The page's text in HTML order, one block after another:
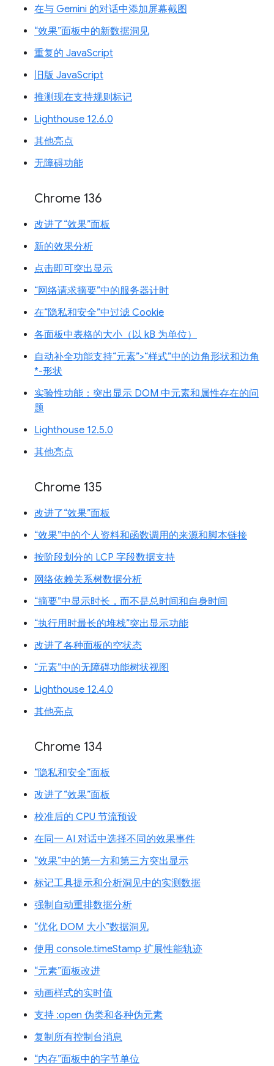
在与 Gemini 的对话中添加屏幕截图
“效果”面板中的新数据洞见
重复的 JavaScript
旧版 JavaScript
推测现在支持规则标记
Lighthouse 12.6.0
其他亮点
无障碍功能
Chrome 136
改进了“效果”面板
新的效果分析
点击即可突出显示
“网络请求摘要”中的服务器计时
在“隐私和安全”中过滤 Cookie
各面板中表格的大小（以 kB 为单位）
自动补全功能支持“元素”>“样式”中的边角形状和边角
*-形状
实验性功能：突出显示 DOM 中元素和属性存在的问
题
Lighthouse 12.5.0
其他亮点
Chrome 135
改进了“效果”面板
“效果”中的个人资料和函数调用的来源和脚本链接
按阶段划分的 LCP 字段数据支持
网络依赖关系树数据分析
“摘要”中显示时长，而不是总时间和自身时间
“执行用时最长的堆栈”突出显示功能
改进了各种面板的空状态
“元素”中的无障碍功能树状视图
Lighthouse 12.4.0
其他亮点
Chrome 134
“隐私和安全”面板
改进了“效果”面板
校准后的 CPU 节流预设
在同一 AI 对话中选择不同的效果事件
“效果”中的第一方和第三方突出显示
标记工具提示和分析洞见中的实测数据
强制自动重排数据分析
“优化 DOM 大小”数据洞见
使用 console.timeStamp 扩展性能轨迹
“元素”面板改进
动画样式的实时值
支持 :open 伪类和各种伪元素
复制所有控制台消息
“内存”面板中的字节单位